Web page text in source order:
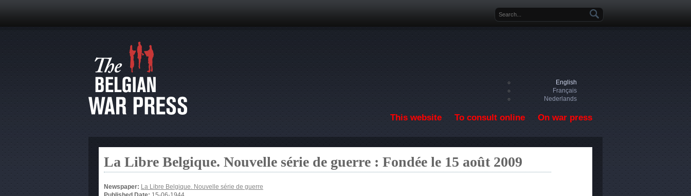
Search form
English
Français
Nederlands
This website To consult online On war press
La Libre Belgique. Nouvelle série de guerre : Fondée le 15 août 2009
Newspaper: La Libre Belgique. Nouvelle série de guerre